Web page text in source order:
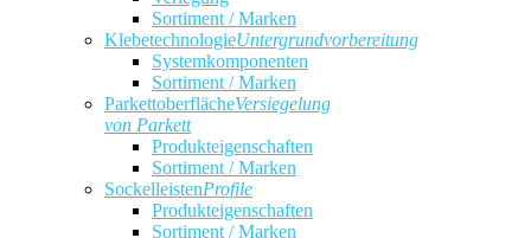
Sortiment / Marken
KlebetechnologieUntergrundvorbereitung
Systemkomponenten
Sortiment / Marken
ParkettoberflächeVersiegelung
von Parkett
Produkteigenschaften
Sortiment / Marken
SockelleistenProfile
Produkteigenschaften
Sortiment / Marken